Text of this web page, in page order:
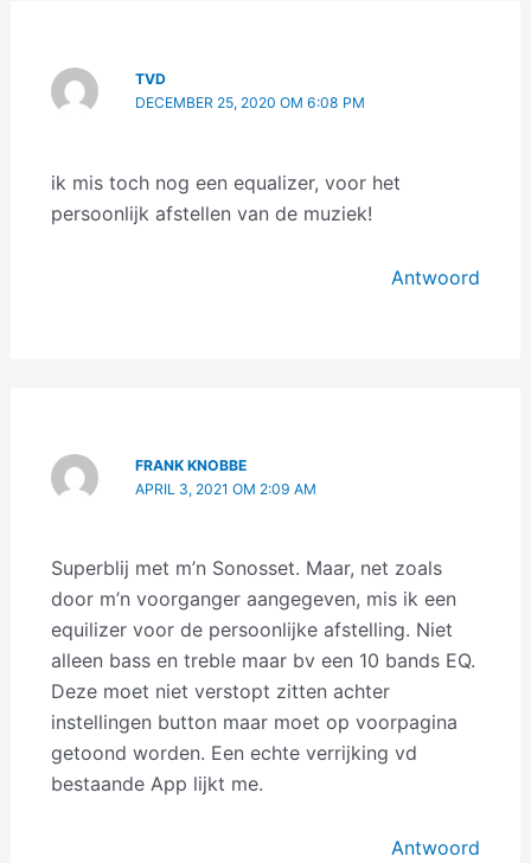
TVD
DECEMBER 25, 2020 OM 6:08 PM
ik mis toch nog een equalizer, voor het
persoonlijk afstellen van de muziek!
Antwoord
FRANK KNOBBE
APRIL 3, 2021 OM 2:09 AM
Superblij met m’n Sonosset. Maar, net zoals
door m’n voorganger aangegeven, mis ik een
equilizer voor de persoonlijke afstelling. Niet
alleen bass en treble maar bv een 10 bands EQ.
Deze moet niet verstopt zitten achter
instellingen button maar moet op voorpagina
getoond worden. Een echte verrijking vd
bestaande App lijkt me.
Antwoord